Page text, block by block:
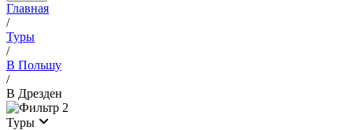
Главная
/
Туры
/
В Польшу
/
В Дрезден
2
Туры